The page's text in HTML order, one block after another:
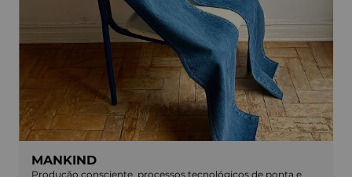
MANKIND
Produção consciente, processos tecnológicos de ponta e